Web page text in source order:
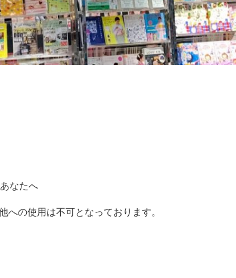
なたへ
への使用は不可となっております。